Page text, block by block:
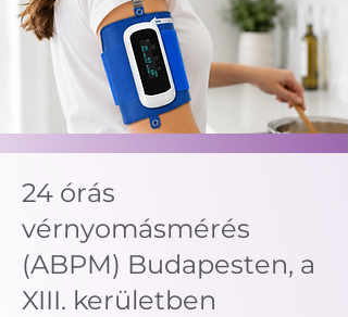
24 órás
vérnyomásmérés
(ABPM) Budapesten, a
XIII. kerületben